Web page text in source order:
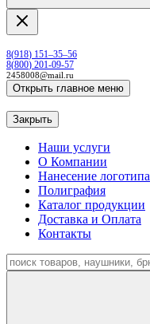
8(918) 151–35–56
8(800) 201-09-57
2458008@mail.ru
Открыть главное меню
Закрыть
Наши услуги
О Компании
Нанесение логотипа
Полиграфия
Каталог продукции
Доставка и Оплата
Контакты